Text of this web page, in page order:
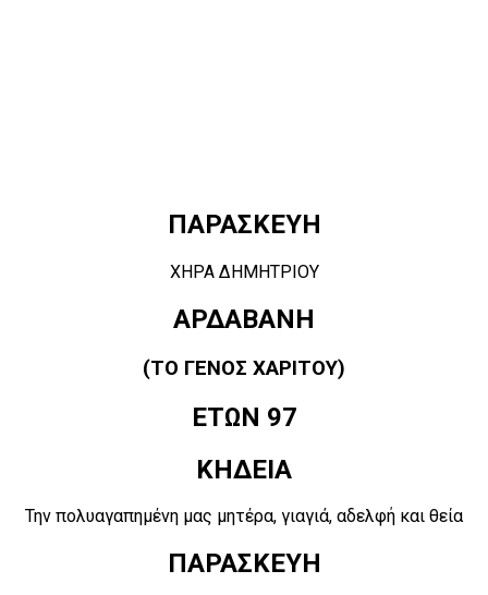
ΠΑΡΑΣΚΕΥΗ
ΧΗΡΑ ΔΗΜΗΤΡΙΟΥ
ΑΡΔΑΒΑΝΗ
(ΤΟ ΓΕΝΟΣ ΧΑΡΙΤΟΥ)
ΕΤΩΝ 97
ΚΗΔΕΙΑ
Την πολυαγαπημένη μας μητέρα, γιαγιά, αδελφή και θεία
ΠΑΡΑΣΚΕΥΗ